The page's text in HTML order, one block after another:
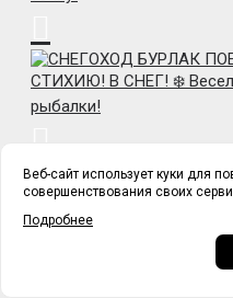
Веб-сайт использует куки для
совершенствования своих
Подробнее